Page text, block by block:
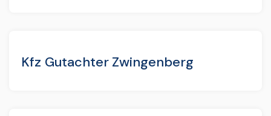
Kfz Gutachter Zwingenberg